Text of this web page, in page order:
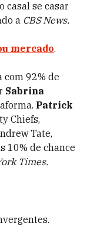
casal se casar
a CBS News.
mercado.
com 92% de
Sabrina
Patrick
Chiefs,
Tate,
10% de chance
Times.